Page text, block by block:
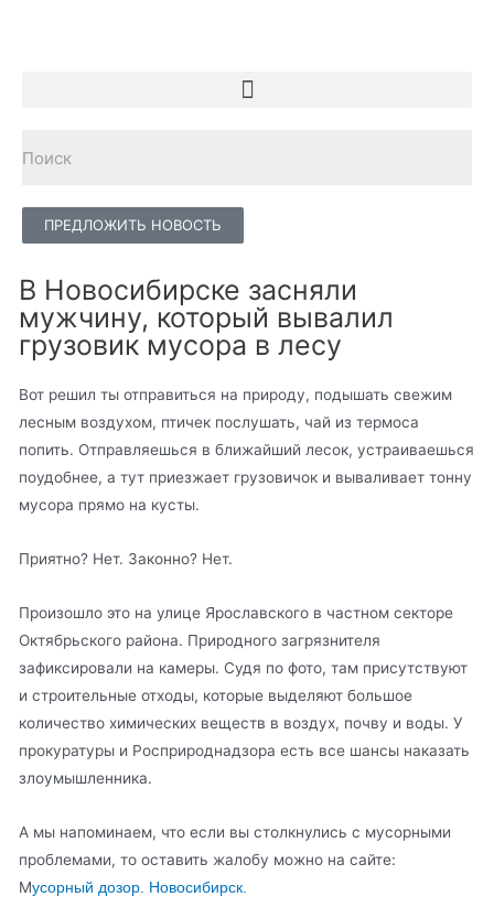
ПРЕДЛОЖИТЬ НОВОСТЬ
В Новосибирске засняли
мужчину, который вывалил
грузовик мусора в лесу
Вот решил ты отправиться на природу, подышать свежим
лесным воздухом, птичек послушать, чай из термоса
попить. Отправляешься в ближайший лесок, устраиваешься
поудобнее, а тут приезжает грузовичок и вываливает тонну
мусора прямо на кусты.
Приятно? Нет. Законно? Нет.
Произошло это на улице Ярославского в частном секторе
Октябрьского района. Природного загрязнителя
зафиксировали на камеры. Судя по фото, там присутствуют
и строительные отходы, которые выделяют большое
количество химических веществ в воздух, почву и воды. У
прокуратуры и Росприроднадзора есть все шансы наказать
злоумышленника.
А мы напоминаем, что если вы столкнулись с мусорными
проблемами, то оставить жалобу можно на сайте:
Мусорный дозор. Новосибирск.